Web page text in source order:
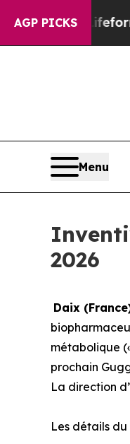
AGP PICKS
Alien Lifeform
Menu
2026
Daix
métabolique
prochain
La direction
Les détails du